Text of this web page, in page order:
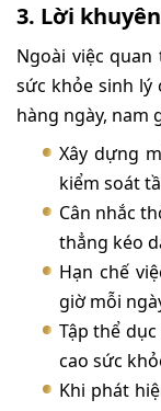
3. Lời
Ngoài việc
sức khỏe sinh
hàng ngày, nam
Xây dựng
kiểm soát
Cân nhắc
thẳng kéo
Hạn chế
giờ mỗi
Tập thể
cao sức
Khi phát